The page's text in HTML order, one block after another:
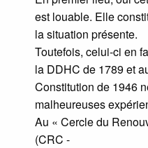
est louable. Elle
la situation présente.
Toutefois, celui-ci en
la DDHC de 1789 et
Constitution de 1946
malheureuses
Au « Cercle du
(CRC -